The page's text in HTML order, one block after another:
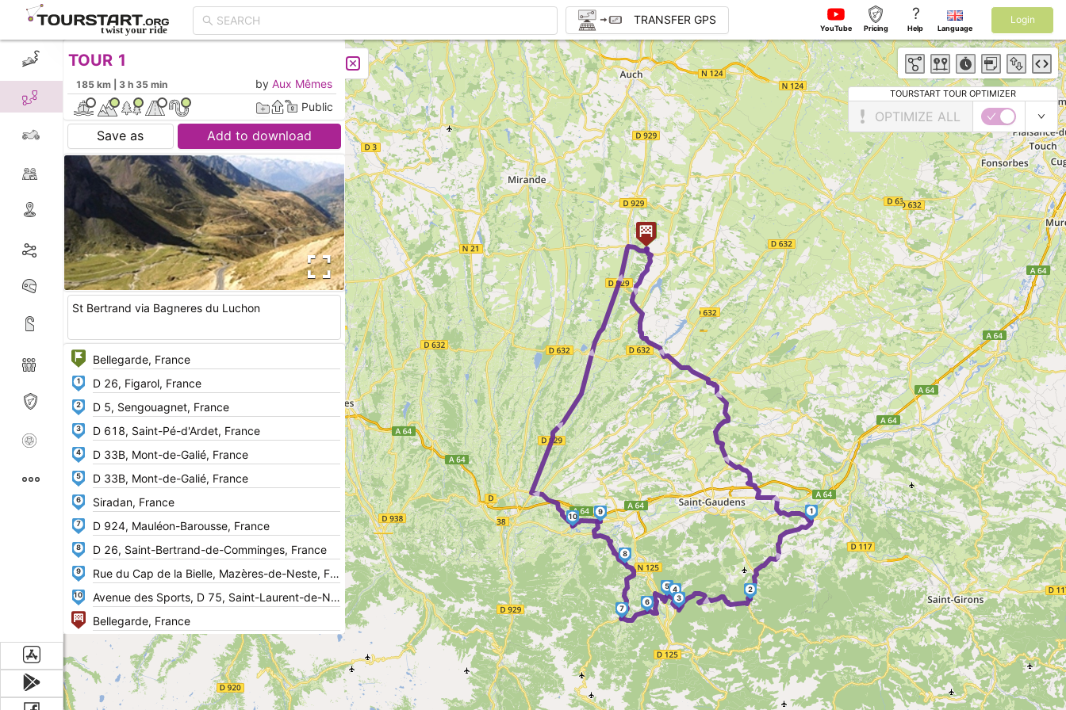
►
►
► ► ► ►► ► ► ► ► 1
2
3
4
5
6
7
8
9
10
TRANSFER GPS
YouTube Pricing
?
Help Language
Login
CREATE TOUR
TOUR 1
185 km | 3 h 35 min by Aux Mêmes
Public
Save as Add to download
St Bertrand via Bagneres du Luchon
1
2
3
4
5
6
7
8
9
10
TOURSTART TOUR OPTIMIZER
OPTIMIZE ALL